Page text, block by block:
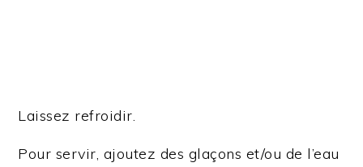
Laissez refroidir.
Pour servir, ajoutez des glaçons et/ou de l’eau